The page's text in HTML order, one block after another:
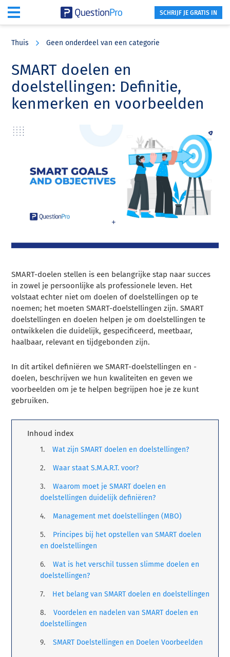
content
sidebar
SCHRIJF JE GRATIS IN
Thuis Geen onderdeel van een categorie
SMART doelen en
doelstellingen: Definitie,
kenmerken en voorbeelden
SMART-doelen stellen is een belangrijke stap naar succes
in zowel je persoonlijke als professionele leven. Het
volstaat echter niet om doelen of doelstellingen op te
noemen; het moeten SMART-doelstellingen zijn. SMART
doelstellingen en doelen helpen je om doelstellingen te
ontwikkelen die duidelijk, gespecificeerd, meetbaar,
haalbaar, relevant en tijdgebonden zijn.
In dit artikel definiëren we SMART-doelstellingen en -
doelen, beschrijven we hun kwaliteiten en geven we
voorbeelden om je te helpen begrijpen hoe je ze kunt
gebruiken.
Inhoud index
Wat zijn SMART doelen en doelstellingen?
Waar staat S.M.A.R.T. voor?
Waarom moet je SMART doelen en
doelstellingen duidelijk definiëren?
Management met doelstellingen (MBO)
Principes bij het opstellen van SMART doelen
en doelstellingen
Wat is het verschil tussen slimme doelen en
doelstellingen?
Het belang van SMART doelen en doelstellingen
Voordelen en nadelen van SMART doelen en
doelstellingen
SMART Doelstellingen en Doelen Voorbeelden